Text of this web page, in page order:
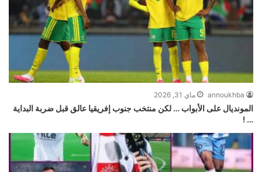
annoukhba ماي 31, 2026
المونديال على الأبواب … لكن منتخب جنوب إفريقيا عالق قبل ضربة البداية
… !